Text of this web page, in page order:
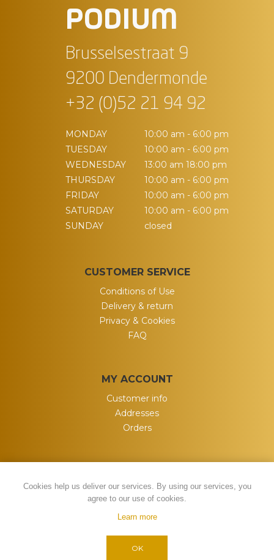
PODIUM
Brusselsestraat 9
9200 Dendermonde
+32 (0)52 21 94 92
MONDAY
10:00 am - 6:00 pm
TUESDAY
10:00 am - 6:00 pm
WEDNESDAY
13:00 am 18:00 pm
THURSDAY
10:00 am - 6:00 pm
FRIDAY
10:00 am - 6:00 pm
SATURDAY
10:00 am - 6:00 pm
SUNDAY
closed
CUSTOMER SERVICE
Conditions of Use
Delivery & return
Privacy & Cookies
FAQ
MY ACCOUNT
Customer info
Addresses
Orders
Copyright © 2026 My Wish. All rights
Cookies help us deliver our services. By using our services, you
agree to our use of cookies.
Learn more
OK